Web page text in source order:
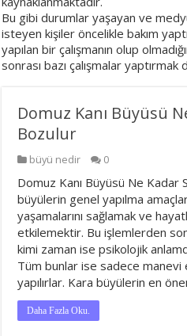
Bu gibi durumlar yaşayan ve
isteyen kişiler öncelikle bakım
yapılan bir çalışmanın olup
sonrası bazı çalışmalar yaptırmak
Domuz Kanı Büyüsü
Bozulur
büyü nedir 0
Domuz Kanı Büyüsü Ne Kadar
büyülerin genel yapılma
yaşamalarını sağlamak ve
etkilemektir. Bu işlemlerden
kimi zaman ise psikolojik
Tüm bunlar ise sadece manevi
yapılırlar. Kara büyülerin en
Daha Fazla Oku.